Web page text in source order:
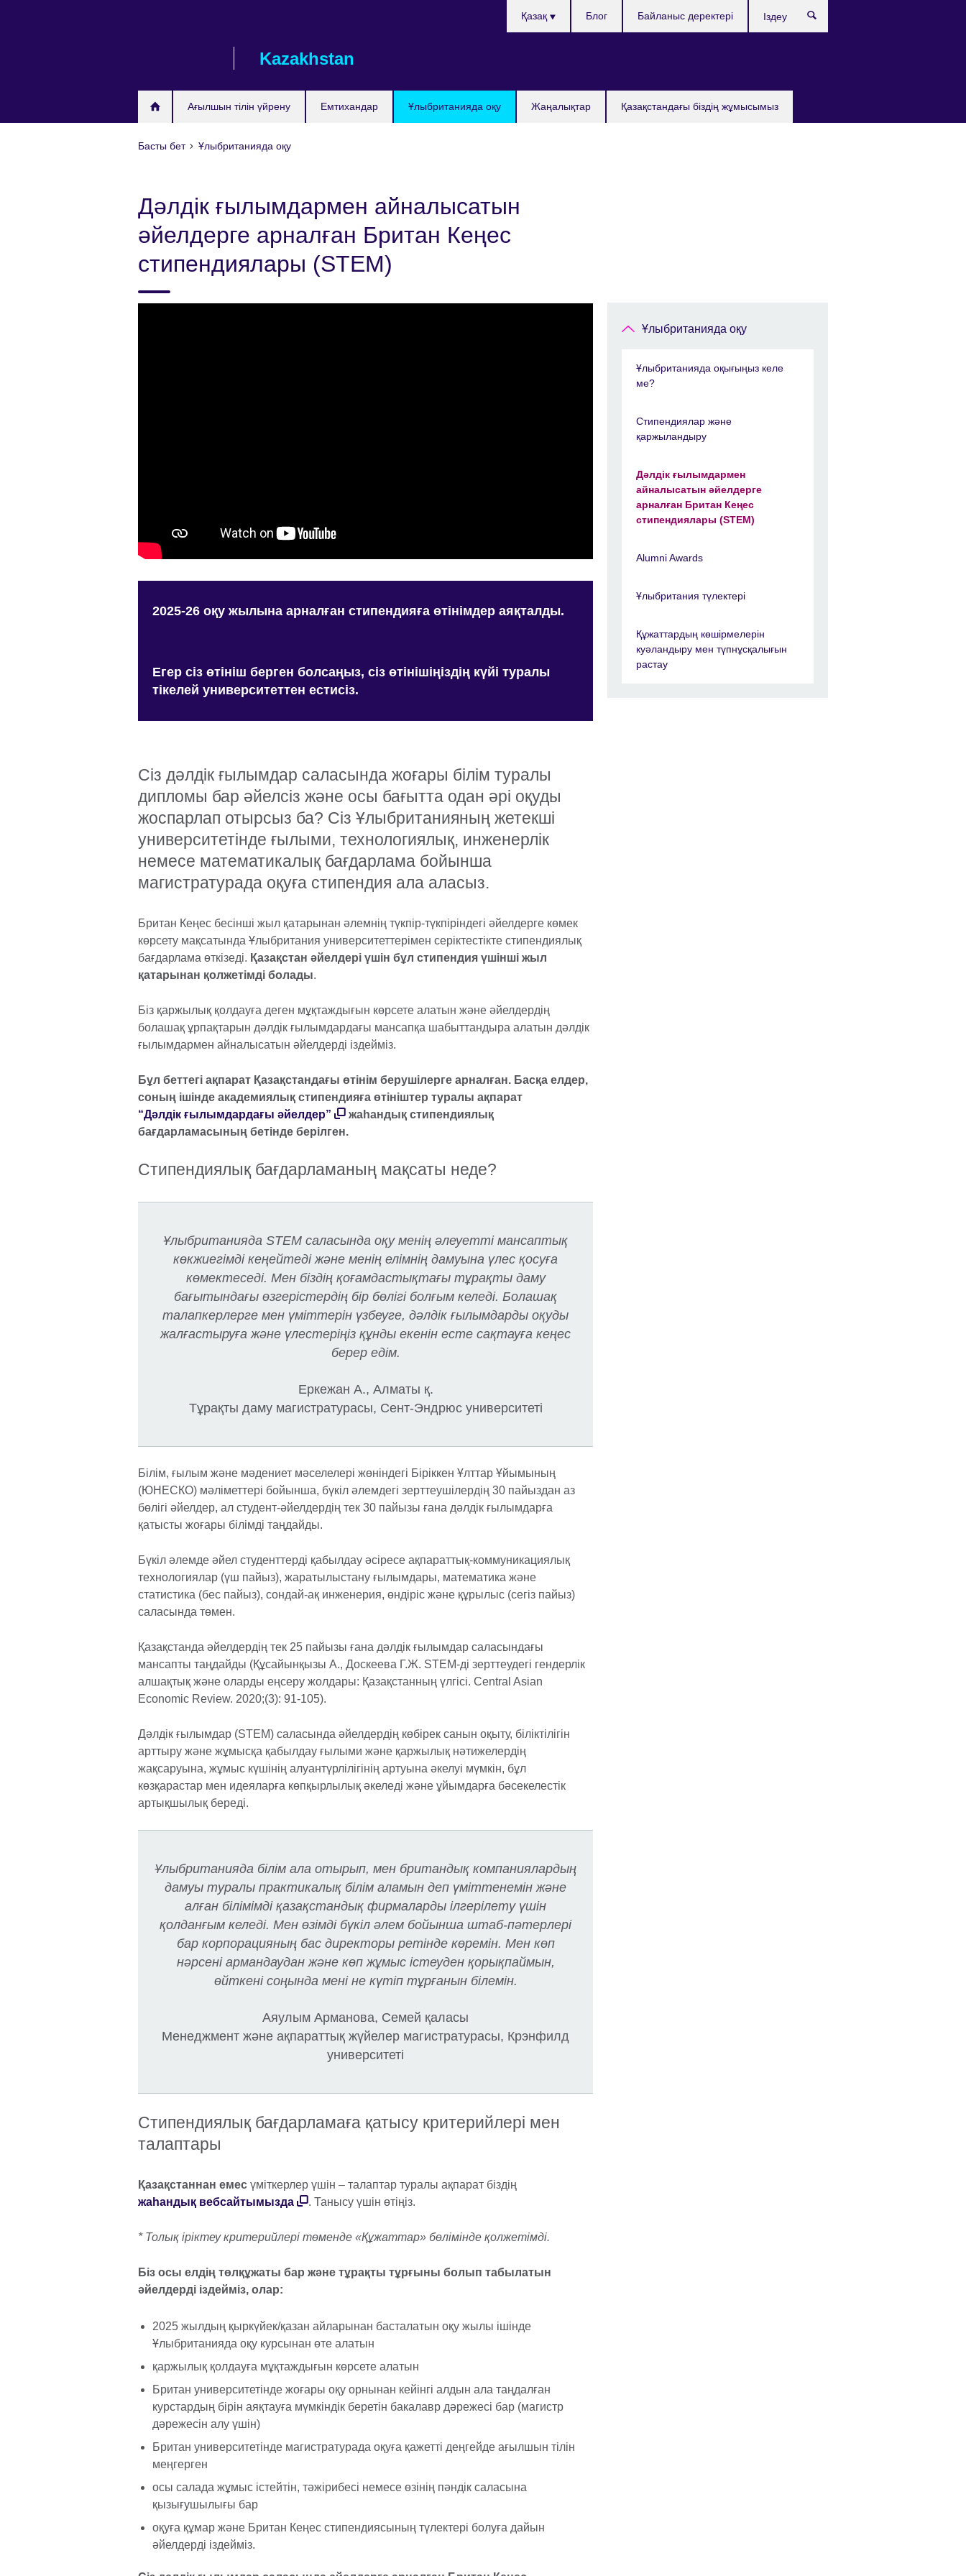
Kazakhstan
Ағылшын тілін үйрену Емтихандар Ұлыбританияда оқу Жаңалықтар Қазақстандағы бiздiң жұмысымыз
таңдаңыз
Қазақ Блог Байланыс деректері
Басты бет Ұлыбританияда оқу
Дәлдік ғылымдармен айналысатын
әйелдерге арналған Британ Кеңес
стипендиялары (STEM)
2025-26 оқу жылына арналған стипендияға өтінімдер аяқталды.
Егер сіз өтініш берген болсаңыз, сіз өтінішіңіздің күйі туралы
тікелей университеттен естисіз.
Сіз дәлдік ғылымдар саласында жоғары білім туралы
дипломы бар әйелсіз және осы бағытта одан әрі оқуды
жоспарлап отырсыз ба? Сіз Ұлыбританияның жетекші
университетінде ғылыми, технологиялық, инженерлік
немесе математикалық бағдарлама бойынша
магистратурада оқуға стипендия ала аласыз.
Британ Кеңес бесінші жыл қатарынан әлемнің түкпір-түкпіріндегі әйелдерге көмек
көрсету мақсатында Ұлыбритания университеттерімен серіктестікте стипендиялық
бағдарлама өткізеді. Қазақстан әйелдері үшін бұл стипендия үшінші жыл
қатарынан қолжетімді болады.
Біз қаржылық қолдауға деген мұқтаждығын көрсете алатын және әйелдердің
болашақ ұрпақтарын дәлдік ғылымдардағы мансапқа шабыттандыра алатын дәлдік
ғылымдармен айналысатын әйелдерді іздейміз.
Бұл беттегі ақпарат Қазақстандағы өтінім берушілерге арналған. Басқа елдер,
соның ішінде академиялық стипендияға өтініштер туралы ақпарат
“Дәлдік ғылымдардағы әйелдер”
жаһандық стипендиялық
бағдарламасының бетінде берілген.
Стипендиялық бағдарламаның мақсаты неде?
Ұлыбританияда STEM саласында оқу менің әлеуетті мансаптық
көкжиегімді кеңейтеді және менің елімнің дамуына үлес қосуға
көмектеседі. Мен біздің қоғамдастықтағы тұрақты даму
бағытындағы өзгерістердің бір бөлігі болғым келеді. Болашақ
талапкерлерге мен үміттерін үзбеуге, дәлдік ғылымдарды оқуды
жалғастыруға және үлестеріңіз құнды екенін есте сақтауға кеңес
берер едім.
Еркежан А., Алматы қ.
Тұрақты даму магистратурасы, Сент-Эндрюс университеті
Білім, ғылым және мәдениет мәселелері жөніндегі Біріккен Ұлттар Ұйымының
(ЮНЕСКО) мәліметтері бойынша, бүкіл әлемдегі зерттеушілердің 30 пайыздан аз
бөлігі әйелдер, ал студент-әйелдердің тек 30 пайызы ғана дәлдік ғылымдарға
қатысты жоғары білімді таңдайды.
Бүкіл әлемде әйел студенттерді қабылдау әсіресе ақпараттық-коммуникациялық
технологиялар (үш пайыз), жаратылыстану ғылымдары, математика және
статистика (бес пайыз), сондай-ақ инженерия, өндіріс және құрылыс (сегіз пайыз)
саласында төмен.
Қазақстанда әйелдердің тек 25 пайызы ғана дәлдік ғылымдар саласындағы
мансапты таңдайды (Құсайынқызы А., Доскеева Г.Ж. STEM-ді зерттеудегі гендерлік
алшақтық және оларды еңсеру жолдары: Қазақстанның үлгісі. Central Asian
Economic Review. 2020;(3): 91-105).
Дәлдік ғылымдар (STEM) саласында әйелдердің көбірек санын оқыту, біліктілігін
арттыру және жұмысқа қабылдау ғылыми және қаржылық нәтижелердің
жақсаруына, жұмыс күшінің алуантүрлілігінің артуына әкелуі мүмкін, бұл
көзқарастар мен идеяларға көпқырлылық әкеледі және ұйымдарға бәсекелестік
артықшылық береді.
Ұлыбританияда білім ала отырып, мен британдық компаниялардың
дамуы туралы практикалық білім аламын деп үміттенемін және
алған білімімді қазақстандық фирмаларды ілгерілету үшін
қолданғым келеді. Мен өзімді бүкіл әлем бойынша штаб-пәтерлері
бар корпорацияның бас директоры ретінде көремін. Мен көп
нәрсені армандаудан және көп жұмыс істеуден қорықпаймын,
өйткені соңында мені не күтіп тұрғанын білемін.
Аяулым Арманова, Семей қаласы
Менеджмент және ақпараттық жүйелер магистратурасы, Крэнфилд
университеті
Стипендиялық бағдарламаға қатысу критерийлері мен
талаптары
Қазақстаннан емес үміткерлер үшін – талаптар туралы ақпарат біздің
жаһандық вебсайтымызда
. Танысу үшін өтіңіз.
* Толық іріктеу критерийлері төменде «Құжаттар» бөлімінде қолжетімді.
Біз осы елдің төлқұжаты бар және тұрақты тұрғыны болып табылатын
әйелдерді іздейміз, олар:
2025 жылдың қыркүйек/қазан айларынан басталатын оқу жылы ішінде
Ұлыбританияда оқу курсынан өте алатын
қаржылық қолдауға мұқтаждығын көрсете алатын
Британ университетінде жоғары оқу орнынан кейінгі алдын ала таңдалған
курстардың бірін аяқтауға мүмкіндік беретін бакалавр дәрежесі бар (магистр
дәрежесін алу үшін)
Британ университетінде магистратурада оқуға қажетті деңгейде ағылшын тілін
меңгерген
осы салада жұмыс істейтін, тәжірибесі немесе өзінің пәндік саласына
қызығушылығы бар
оқуға құмар және Британ Кеңес стипендиясының түлектері болуға дайын
әйелдерді іздейміз.
Ұлыбританияда оқу
Ұлыбританияда оқығыңыз келе
ме?
Стипендиялар және
қаржыландыру
Дәлдік ғылымдармен
айналысатын әйелдерге
арналған Британ Кеңес
стипендиялары (STEM)
Alumni Awards
Ұлыбритания түлектері
Құжаттардың көшірмелерін
куәландыру мен түпнұсқалығын
растау